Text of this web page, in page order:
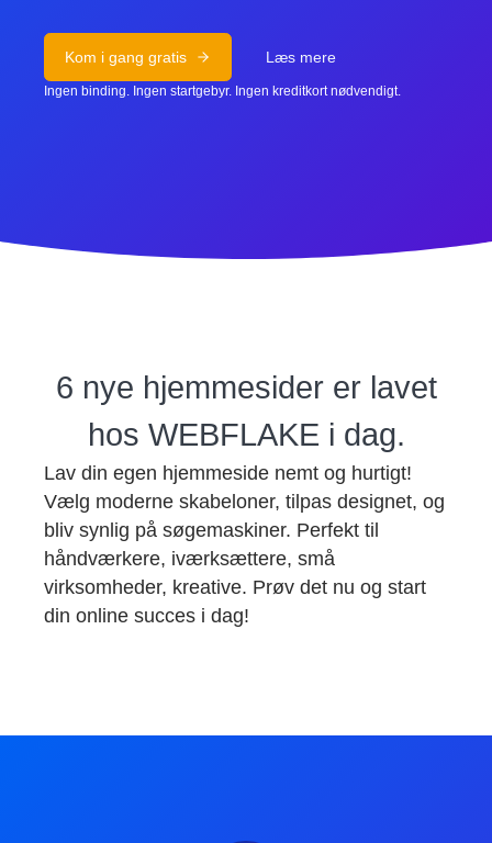
Kom i gang gratis Læs mere
Ingen binding. Ingen startgebyr. Ingen kreditkort nødvendigt.
6 nye hjemmesider er lavet
hos WEBFLAKE i dag.
Lav din egen hjemmeside nemt og hurtigt!
Vælg moderne skabeloner, tilpas designet, og
bliv synlig på søgemaskiner. Perfekt til
håndværkere, iværksættere, små
virksomheder, kreative. Prøv det nu og start
din online succes i dag!